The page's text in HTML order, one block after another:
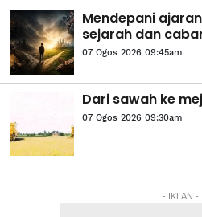
Mendepani
sejarah dan
07 Ogos 2026 09:45am
Dari sawah ke
07 Ogos 2026 09:30am
- IKLAN -